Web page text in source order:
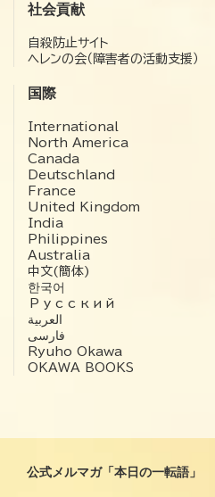
社会貢献
自殺防止サイト
ヘレンの会（障害者の活動支援）
国際
International
North America
Canada
Deutschland
France
United Kingdom
India
Philippines
Australia
中文(簡体)
한국어
Русский
العربية‏
فارسی
Ryuho Okawa
OKAWA BOOKS
公式メルマガ「本日の一転語」